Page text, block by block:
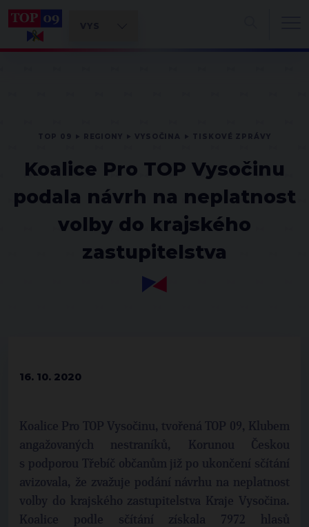
Koalice Pro TOP Vysočinu
podala návrh na neplatnost
volby do krajského
zastupitelstva
16. 10. 2020
Koalice Pro TOP Vysočinu, tvořená TOP 09, Klubem
angažovaných nestraníků, Korunou Českou
s podporou Třebíč občanům již po ukončení sčítání
avizovala, že zvažuje podání návrhu na neplatnost
volby do krajského zastupitelstva Kraje Vysočina.
Koalice podle sčítání získala 7972 hlasů